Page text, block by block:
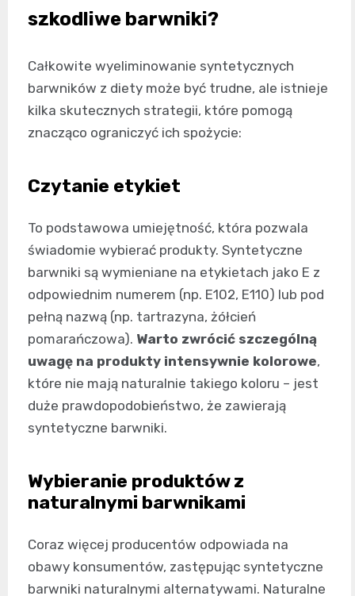
szkodliwe barwniki?
Całkowite wyeliminowanie syntetycznych
barwników z diety może być trudne, ale istnieje
kilka skutecznych strategii, które pomogą
znacząco ograniczyć ich spożycie:
Czytanie etykiet
To podstawowa umiejętność, która pozwala
świadomie wybierać produkty. Syntetyczne
barwniki są wymieniane na etykietach jako E z
odpowiednim numerem (np. E102, E110) lub pod
pełną nazwą (np. tartrazyna, żółcień
pomarańczowa). Warto zwrócić szczególną
uwagę na produkty intensywnie kolorowe,
które nie mają naturalnie takiego koloru – jest
duże prawdopodobieństwo, że zawierają
syntetyczne barwniki.
Wybieranie produktów z
naturalnymi barwnikami
Coraz więcej producentów odpowiada na
obawy konsumentów, zastępując syntetyczne
barwniki naturalnymi alternatywami. Naturalne